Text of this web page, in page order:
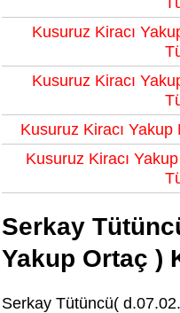
Kusuruz Kiracı
Kusuruz Kiracı
Kusuruz Kiracı
Kusuruz Kiracı
Serkay
Yakup Ortaç )
Serkay Tütüncü(